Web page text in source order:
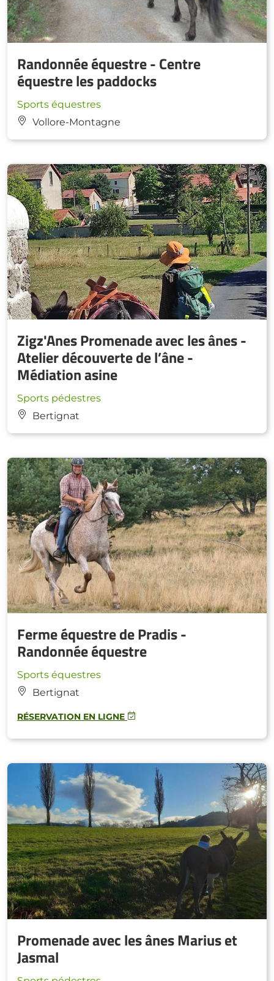
Randonnée équestre - Centre
équestre les paddocks
Sports équestres
Vollore-Montagne
Zigz'Anes Promenade avec les ânes -
Atelier découverte de l’âne -
Médiation asine
Sports pédestres
Bertignat
Ferme équestre de Pradis -
Randonnée équestre
Sports équestres
Bertignat
RÉSERVATION EN LIGNE
Promenade avec les ânes Marius et
Jasmal